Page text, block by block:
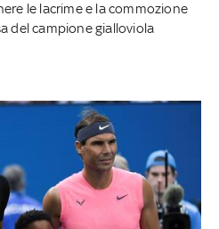
le lacrime e la commozione
del campione gialloviola